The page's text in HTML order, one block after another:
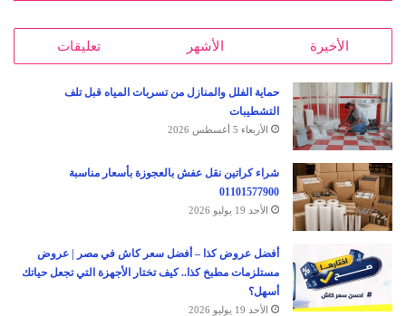
الأخيرة الأشهر تعليقات
حماية الفلل والمنازل من تسربات المياه قبل تلف
التشطيبات
الأربعاء 5 أغسطس 2026
شراء كراتين نقل عفش بالعجوزة بأسعار مناسبة
01101577900
الأحد 19 يوليو 2026
أفضل عروض كذا – أفضل سعر كاش في مصر | عروض
مستلزمات مطبخ كذا.. كيف تختار الأجهزة التي تجعل حياتك
أسهل؟
الأحد 19 يوليو 2026